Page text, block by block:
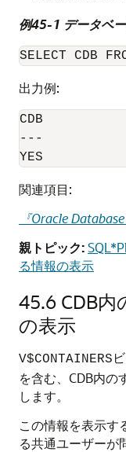
例45-1 データベ
出力例:
CDB
---
YES
関連項目:
『Oracle
親トピック:
る情報の表示
45.6 CDB
の表示
V$CONTAINERS
を含む、CDB内の
します。
この情報を表示す
る共通ユーザーが